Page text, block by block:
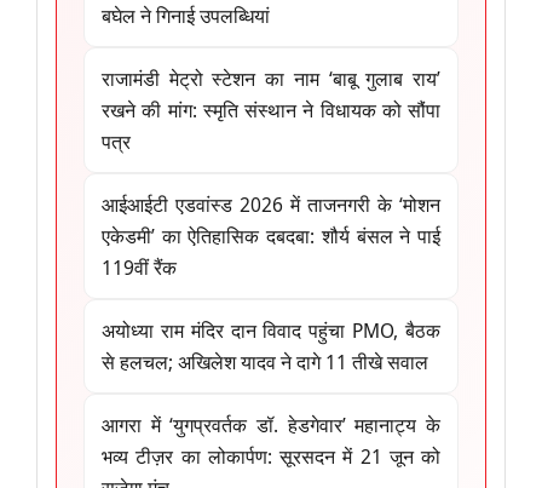
बघेल ने गिनाई उपलब्धियां
राजामंडी मेट्रो स्टेशन का नाम ‘बाबू गुलाब राय’
रखने की मांग: स्मृति संस्थान ने विधायक को सौंपा
पत्र
आईआईटी एडवांस्ड 2026 में ताजनगरी के ‘मोशन
एकेडमी’ का ऐतिहासिक दबदबा: शौर्य बंसल ने पाई
119वीं रैंक
अयोध्या राम मंदिर दान विवाद पहुंचा PMO, बैठक
से हलचल; अखिलेश यादव ने दागे 11 तीखे सवाल
आगरा में ‘युगप्रवर्तक डॉ. हेडगेवार’ महानाट्य के
भव्य टीज़र का लोकार्पण: सूरसदन में 21 जून को